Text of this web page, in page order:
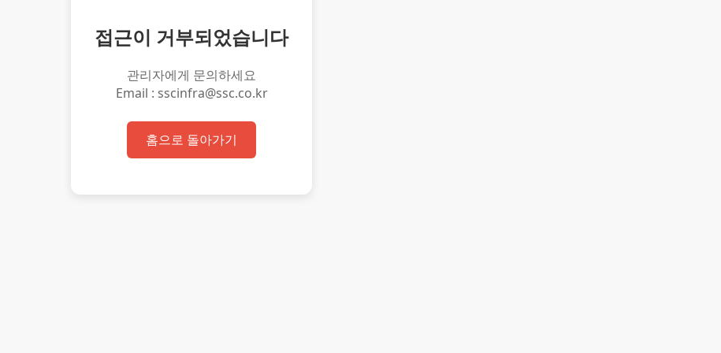
접근이 거부되었습니다
관리자에게 문의하세요
Email : sscinfra@ssc.co.kr
홈으로 돌아가기